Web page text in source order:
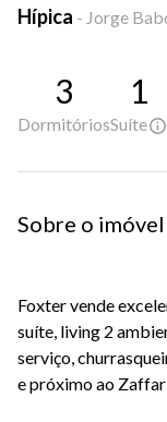
Hípica - Jorge
3
Dormitórios
1
Suíte
Sobre o imóvel
Foxter vende
suíte, living 2
serviço,
e próximo ao